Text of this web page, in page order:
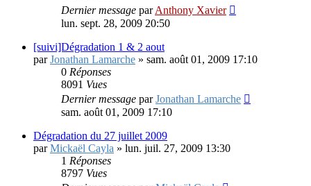
Dernier message parAnthony Xavier
lun. sept. 28, 2009 20:50
[suivi]Dégradation 1 & 2 aout
parJonathan Lamarche » sam. août 01, 2009 17:10
0 Réponses
8091 Vues
Dernier message parJonathan Lamarche
sam. août 01, 2009 17:10
Dégradation du 27 juillet 2009
parMickaël Cayla » lun. juil. 27, 2009 13:30
1 Réponses
8797 Vues